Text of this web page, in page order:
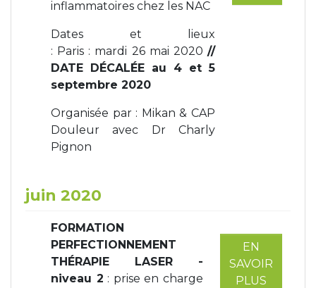
inflammatoires chez les NAC
Dates et lieux
: Paris : mardi 26 mai 2020 //
DATE DÉCALÉE au 4 et 5
septembre 2020
Organisée par : Mikan & CAP
Douleur avec Dr Charly
Pignon
juin 2020
FORMATION
PERFECTIONNEMENT
THÉRAPIE LASER -
niveau 2 : prise en charge
EN
SAVOIR
PLUS